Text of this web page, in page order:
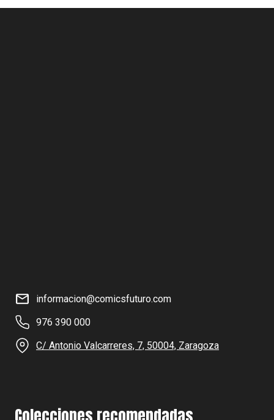
informacion@comicsfuturo.com
976 390 000
C/ Antonio Valcarreres, 7, 50004, Zaragoza